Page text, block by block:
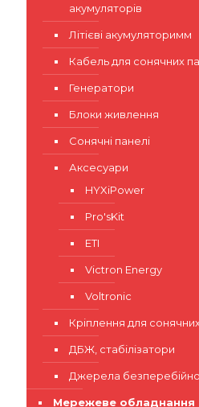
акумуляторів
Літієві акумуляторимм
Кабель для сонячних
Генератори
Блоки живлення
Сонячні панелі
Аксесуари
HYXiPower
Pro'sKit
ETI
Victron Energy
Voltronic
Кріплення для
ДБЖ, стабілізатори
Джерела
Мережеве обладнання